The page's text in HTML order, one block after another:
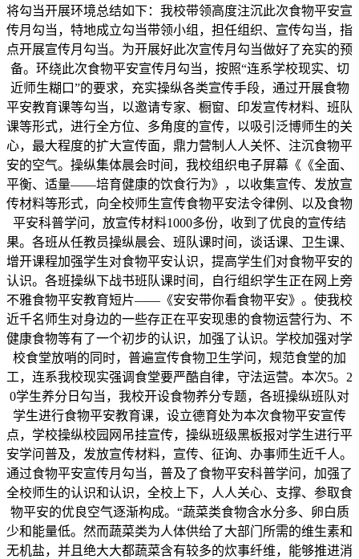
将勾当开展环境总结如下：我校带领高度注沉此次食物平安宣
传月勾当，特地成立勾当带领小组，担任组织、宣传勾当，指
点开展宣传月勾当。为开展好此次宣传月勾当做好了充实的预
备。环绕此次食物平安宣传月勾当，按照“连系学校现实、切
近师生糊口”的要求，充实操纵各类宣传手段，通过开展食物
平安教育课等勾当，以邀请专家、橱窗、印发宣传材料、班队
课等形式，进行全方位、多角度的宣传，以吸引泛博师生的关
心，最大程度的扩大宣传面，鼎力营制人人关怀、注沉食物平
安的空气。操纵集体晨会时间，我校组织电子屏幕《《全面、
平衡、适量——培育健康的饮食行为》，以收集宣传、发放宣
传材料等形式，向全校师生宣传食物平安法令律例、以及食物
平安科普学问，放宣传材料1000多份，收到了优良的宣传结
果。各班从任教员操纵晨会、班队课时间，谈话课、卫生课、
增开课程加强学生对食物平安认识，提高学生们对食物平安的
认识。各班操纵下战书班队课时间，自行组织学生正在网上旁
不雅食物平安教育短片——《安安带你看食物平安》。使我校
近千名师生对身边的一些存正在平安现患的食物运营行为、不
健康食物等有了一个初步的认识，加强了认识。学校加强对学
校食堂放哨的同时，普遍宣传食物卫生学问，规范食堂的加
工，连系我校现实强调食堂要严酷自律，守法运营。本次5。2
0学生养分日勾当，我校开设食物养分专题，各班操纵班队对
学生进行食物平安教育课，设立德育处为本次食物平安宣传
点，学校操纵校园网吊挂宣传，操纵班级黑板报对学生进行平
安学问普及，发放宣传材料，宣传、征询、办事师生近千人。
通过食物平安宣传月勾当，普及了食物平安科普学问，加强了
全校师生的认识和认识，全校上下，人人关心、支撑、参取食
物平安的优良空气逐渐构成。“蔬菜类食物含水分多、卵白质
少和能量低。然而蔬菜类为人体供给了大部门所需的维生素和
无机盐，并且绝大大都蔬菜含有较多的炊事纤维，能够推进消